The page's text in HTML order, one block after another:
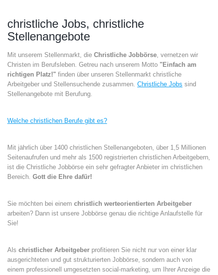
christliche Jobs, christliche
Stellenangebote
Mit unserem Stellenmarkt, die Christliche Jobbörse, vernetzen wir
Christen im Berufsleben. Getreu nach unserem Motto "Einfach am
richtigen Platz!" finden über unseren Stellenmarkt christliche
Arbeitgeber und Stellensuchende zusammen. Christliche Jobs sind
Stellenangebote mit Berufung.
Welche christlichen Berufe gibt es?
Mit jährlich über 1400 christlichen Stellenangeboten, über 1,5 Millionen
Seitenaufrufen und mehr als 1500 registrierten christlichen Arbeitgebern,
ist die Christliche Jobbörse ein sehr gefragter Anbieter im christlichen
Bereich. Gott die Ehre dafür!
Sie möchten bei einem christlich werteorientierten Arbeitgeber
arbeiten? Dann ist unsere Jobbörse genau die richtige Anlaufstelle für
Sie!
Als christlicher Arbeitgeber profitieren Sie nicht nur von einer klar
ausgerichteten und gut strukturierten Jobbörse, sondern auch von
einem professionell umgesetzten social-marketing, um Ihrer Anzeige die